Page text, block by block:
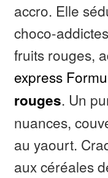
accro. Elle
choco-
fruits rouges,
express
rouges. Un
nuances,
au yaourt.
aux céréales